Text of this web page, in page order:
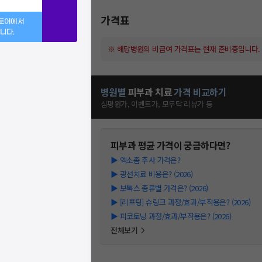
어에서
다.
가격표
※ 해당병원의 비급여 가격표는 현재 준비중입니다.
병원별 피부과 치료가격 비교하기
심평원가, 이벤트가, 모두닥 리뷰가 등
피부과평균 가격이 궁금하다면?
▶ 엑소좀 주사 가격은?
▶ 광선치료 비용은? (2026)
▶ 보톡스 종류별 가격은? (2026)
▶ [리프팅] 슈링크 과정/효과/부작용은? (2026)
▶ 피코토닝 과정/효과/부작용은? (2026)
전체보기